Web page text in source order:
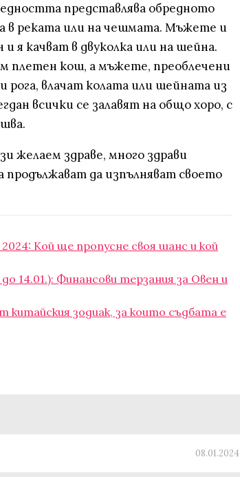
представлява обредното
в реката или на чешмата. Мъжете и
я качват в двуколка или на шейна.
плетен кош, а мъжете, преоблечени
рога, влачат колата или шейната из
всички се залавят на общо хоро, с
желаем здраве, много здрави
продължават да изпълняват своето
2024: Кой ще пропусне своя шанс и кой
14.01.): Финансови терзания за Овен и
китайския зодиак, за които съдбата е
08.01.2024